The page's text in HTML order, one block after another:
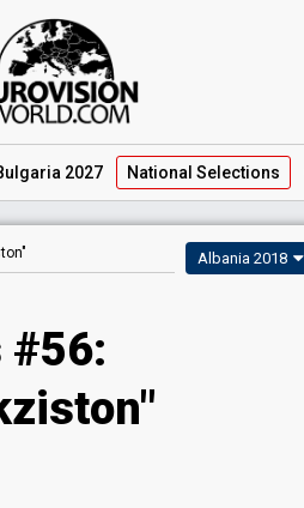
2027 National Selections
Albania 2018
#56: